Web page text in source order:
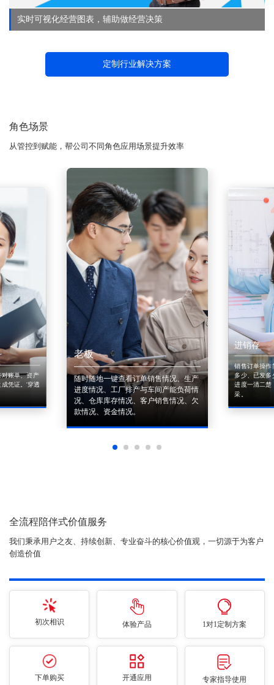
实时可视化经营图表，辅助做经营决策
定制行业解决方案
角色场景
从管控到赋能，帮公司不同角色应用场景提升效率
账单、资产
凭证。'穿透
老板
随时随地一键查看订单销售情况、生产
进度情况、工厂排产与车间产能负荷情
况、仓库库存情况、客户销售情况、欠
款情况、资金情况。
进销存
销售订单操作
多少、已发多
进度一清二楚
采。
全流程陪伴式价值服务
我们秉承用户之友、持续创新、专业奋斗的核心价值观，一切源于为客户
创造价值
初次相识 体验产品 1对1定制方案
下单购买 开通应用 专家指导使用